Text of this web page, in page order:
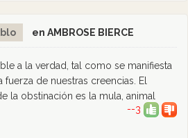
en AMBROSE BIERCE
a la verdad, tal como se manifiesta
de nuestras creencias. El
la obstinación es la mula, animal
--3